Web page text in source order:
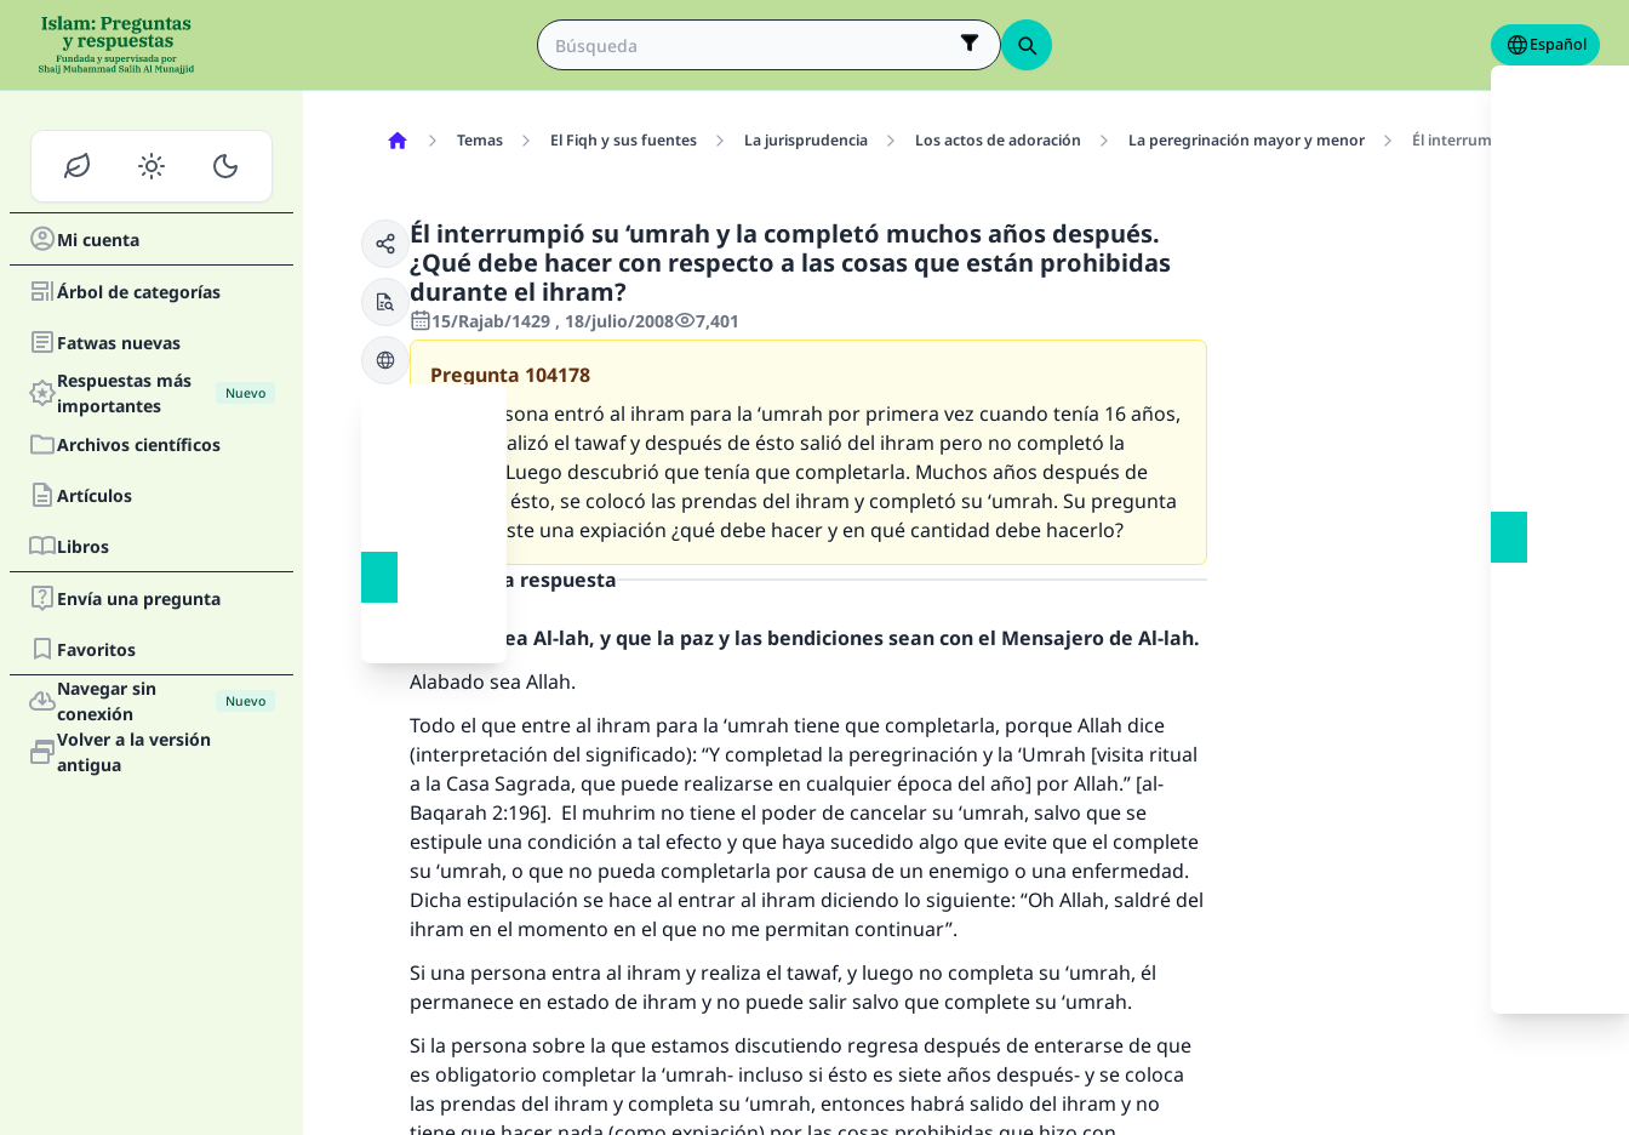
Español
Mi cuenta
Árbol de categorías
Fatwas nuevas
Respuestas más
importantes
Nuevo
Archivos científicos
Artículos
Libros
Envía una pregunta
Favoritos
Navegar sin
conexión
Nuevo
Volver a la versión
antigua
Temas El Fiqh y sus fuentes La jurisprudencia Los actos de adoración La peregrinación mayor y menor Él interrumpió su ‘umrah y la
Él interrumpió su ‘umrah y la completó muchos años después.
¿Qué debe hacer con respecto a las cosas que están prohibidas
durante el ihram?
15/Rajab/1429 , 18/julio/2008 7,401
Pregunta 104178
Una persona entró al ihram para la ‘umrah por primera vez cuando tenía 16 años,
luego realizó el tawaf y después de ésto salió del ihram pero no completó la
‘umrah. Luego descubrió que tenía que completarla. Muchos años después de
conocer ésto, se colocó las prendas del ihram y completó su ‘umrah. Su pregunta
es: Si existe una expiación ¿qué debe hacer y en qué cantidad debe hacerlo?
Texto de la respuesta
Alabado sea Al-lah, y que la paz y las bendiciones sean con el Mensajero de Al-lah.
Alabado sea Allah.
Todo el que entre al ihram para la ‘umrah tiene que completarla, porque Allah dice
(interpretación del significado): “Y completad la peregrinación y la ‘Umrah [visita ritual
a la Casa Sagrada, que puede realizarse en cualquier época del año] por Allah.” [al-
Baqarah 2:196]. El muhrim no tiene el poder de cancelar su ‘umrah, salvo que se
estipule una condición a tal efecto y que haya sucedido algo que evite que el complete
su ‘umrah, o que no pueda completarla por causa de un enemigo o una enfermedad.
Dicha estipulación se hace al entrar al ihram diciendo lo siguiente: “Oh Allah, saldré del
ihram en el momento en el que no me permitan continuar”.
Si una persona entra al ihram y realiza el tawaf, y luego no completa su ‘umrah, él
permanece en estado de ihram y no puede salir salvo que complete su ‘umrah.
Si la persona sobre la que estamos discutiendo regresa después de enterarse de que
es obligatorio completar la ‘umrah- incluso si ésto es siete años después- y se coloca
las prendas del ihram y completa su ‘umrah, entonces habrá salido del ihram y no